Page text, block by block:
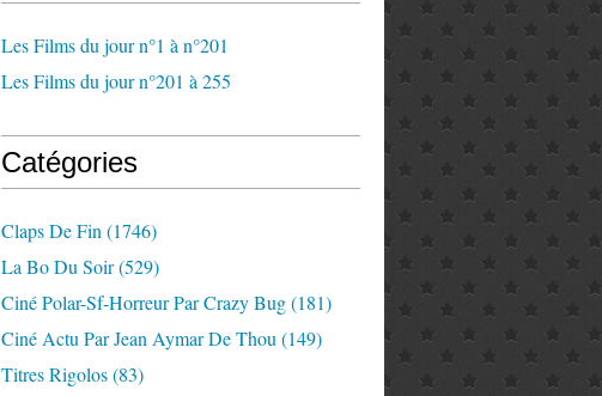
Les Films du jour n°1 à n°201
Les Films du jour n°201 à 255
Catégories
Claps De Fin (1746)
La Bo Du Soir(529)
Ciné Polar-Sf-Horreur Par Crazy Bug(181)
Ciné Actu Par Jean Aymar De Thou (149)
Titres Rigolos(83)